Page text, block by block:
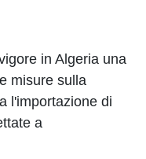
in Algeria una
misure sulla
l'importazione di
a